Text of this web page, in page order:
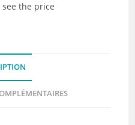
see the price